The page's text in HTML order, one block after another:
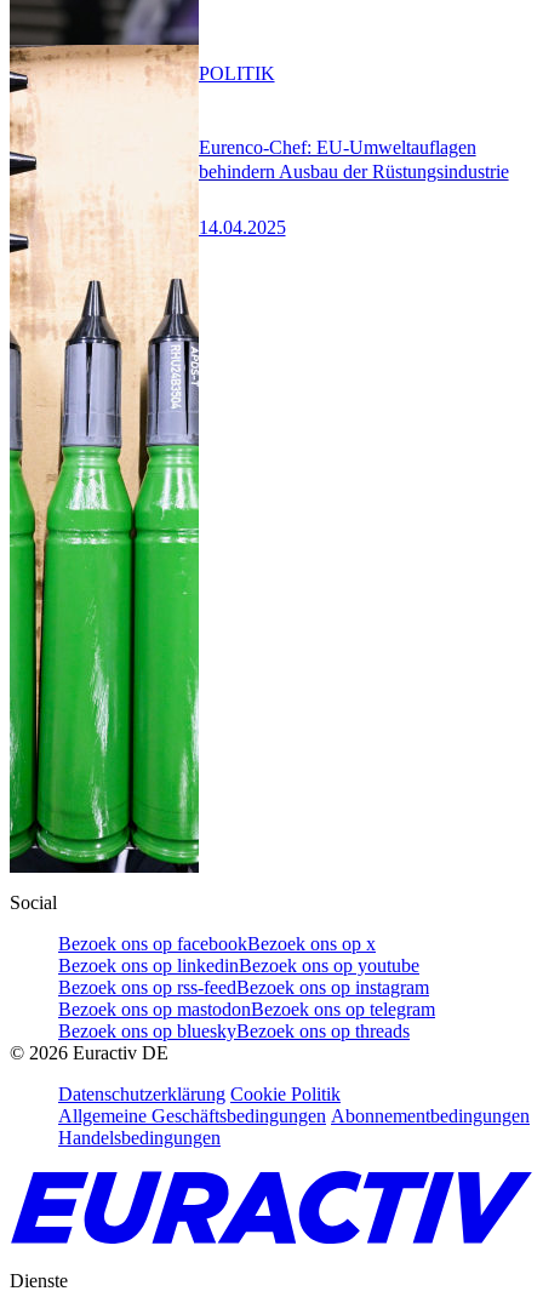
Eurenco-Chef: EU-Umweltauflagen
behindern Ausbau der Rüstungsindustrie
14.04.2025
POLITIK
Social
Bezoek ons op facebookBezoek ons op x
Bezoek ons op linkedinBezoek ons op youtube
Bezoek ons op rss-feedBezoek ons op instagram
Bezoek ons op mastodonBezoek ons op telegram
Bezoek ons op blueskyBezoek ons op threads
© 2026 Euractiv DE
Datenschutzerklärung Cookie Politik
Allgemeine Geschäftsbedingungen Abonnementbedingungen
Handelsbedingungen
Dienste